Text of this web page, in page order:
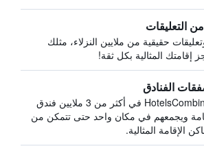
من التعليقات
حقيقية من ملايين النزلاء، مثلك
إقامتك المثالية بكل ثقة!
الفنادق
يبحث HotelsCombined في أكثر من 3 ملايين فندق
ويجمعهم في مكان واحد حتى تتمكن من
الإقامة المثالية.